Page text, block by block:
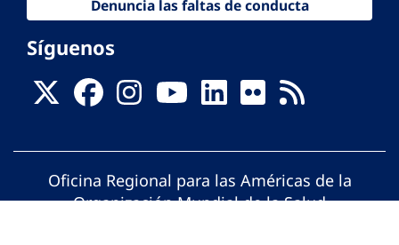
Denuncia las faltas de conducta
Síguenos
Oficina Regional para las Américas de la
Organización Mundial de la Salud